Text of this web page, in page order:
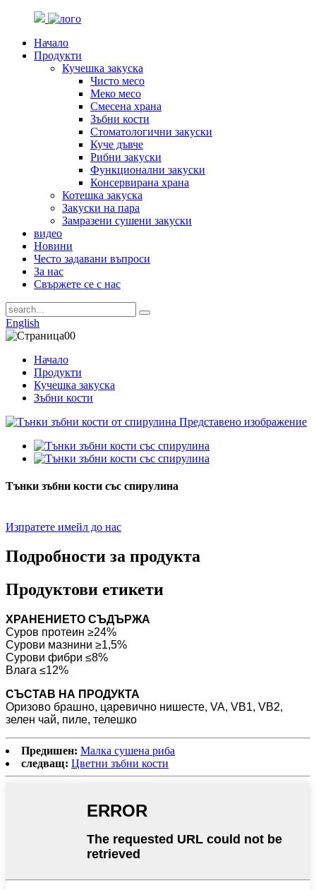
Начало
Продукти
Кучешка закуска
Чисто месо
Меко месо
Смесена храна
Зъбни кости
Стоматологични закуски
Куче дъвче
Рибни закуски
Функционални закуски
Консервирана храна
Котешка закуска
Закуски на пара
Замразени сушени закуски
видео
Новини
Често задавани въпроси
За нас
Свържете се с нас
English
Начало
Продукти
Кучешка закуска
Зъбни кости
Тънки зъбни кости със спирулина
Изпратете имейл до нас
Подробности за продукта
Продуктови етикети
ХРАНЕНИЕТО СЪДЪРЖА
Суров протеин ≥24%
Сурови мазнини ≥1,5%
Сурови фибри ≤8%
Влага ≤12%
СЪСТАВ НА ПРОДУКТА
Оризово брашно, царевично нишесте, VA, VB1, VB2,
зелен чай, пиле, телешко
Предишен: Малка сушена риба
следващ: Цветни зъбни кости